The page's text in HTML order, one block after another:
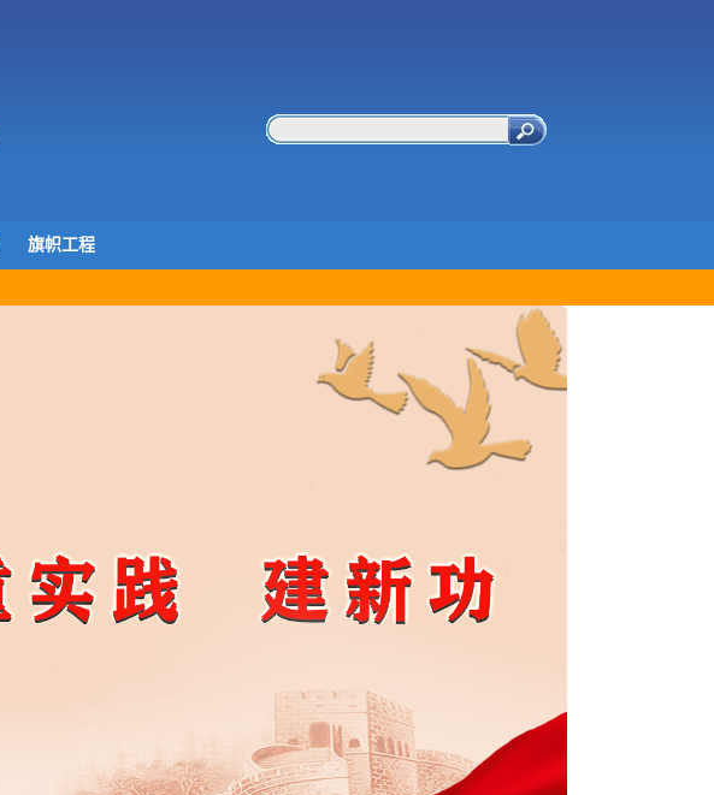
旗帜工程